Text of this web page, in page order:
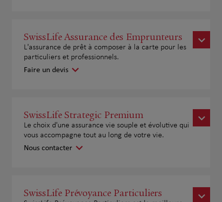
SwissLife Assurance des Emprunteurs
L'assurance de prêt à composer à la carte pour les
particuliers et professionnels.
Faire un devis
SwissLife Strategic Premium
Le choix d'une assurance vie souple et évolutive qui
vous accompagne tout au long de votre vie.
Nous contacter
SwissLife Prévoyance Particuliers